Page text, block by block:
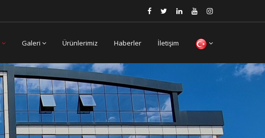
Galeri Ürünlerimiz Haberler İletişim